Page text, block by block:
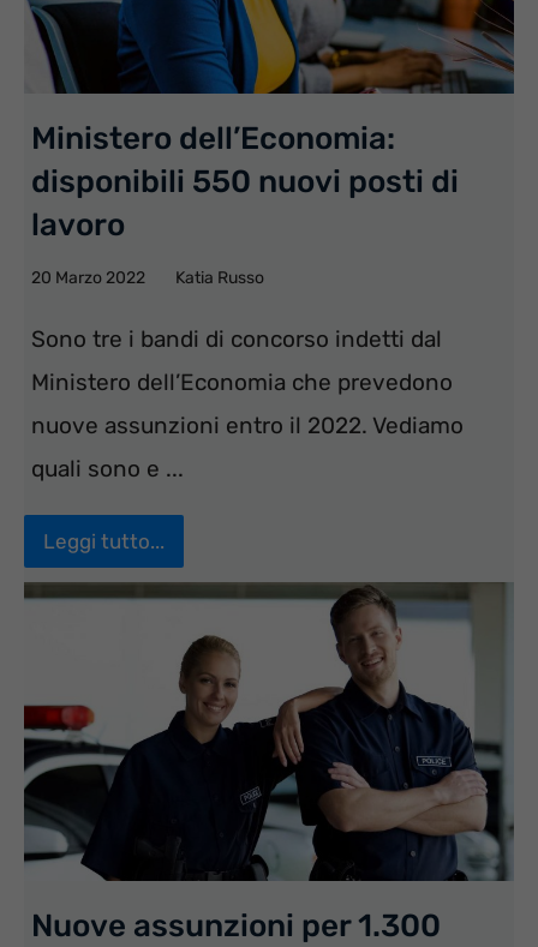
Ministero dell’Economia:
disponibili 550 nuovi posti di
lavoro
20 Marzo 2022 Katia Russo
Sono tre i bandi di concorso indetti dal
Ministero dell’Economia che prevedono
nuove assunzioni entro il 2022. Vediamo
quali sono e ...
Leggi tutto...
Nuove assunzioni per 1.300